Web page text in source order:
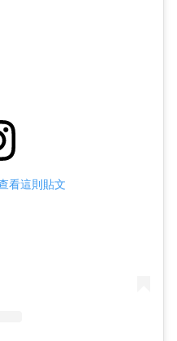
看這則貼文